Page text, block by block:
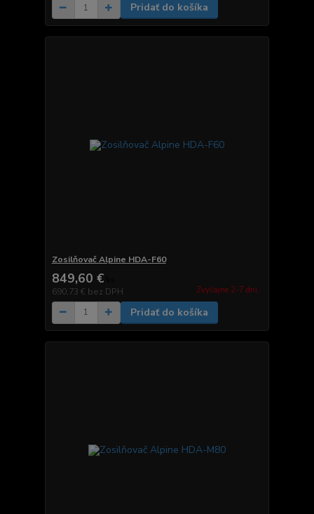
Pridať do košíka
Zosilňovač Alpine HDA-F60
849,60 €
690,73 € bez DPH Zvyčajne 2-7 dni.
Pridať do košíka